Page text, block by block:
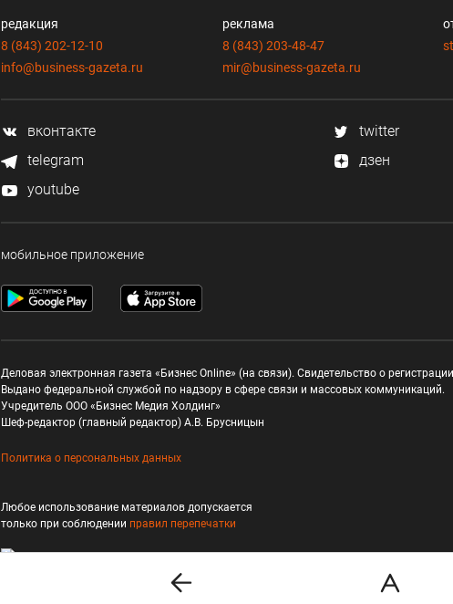
редакция
8 (843) 202-12-10
info@business-gazeta.ru
реклама
8 (843) 203-48-47
mir@business-gazeta.ru
вконтакте
twitter
telegram
дзен
youtube
мобильное приложение
Деловая электронная газета «Бизнес Online» (на связи). Свидетельство о
Выдано федеральной службой по надзору в сфере связи и массовых коммуникаций.
Учредитель ООО «Бизнес Медия Холдинг»
Шеф-редактор (главный редактор) А.В. Брусницын
Политика о персональных данных
Любое использование материалов допускается
только при соблюдении правил перепечатки